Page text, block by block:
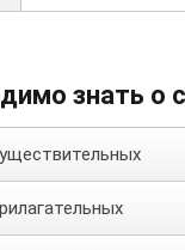
знать о